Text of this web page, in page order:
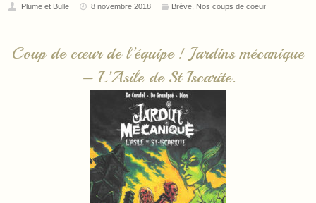
Plume et Bulle 8 novembre 2018 Brève, Nos coups de coeur
Coup de cœur de l’équipe ! Jardins mécanique
– L’Asile de St Iscarite.